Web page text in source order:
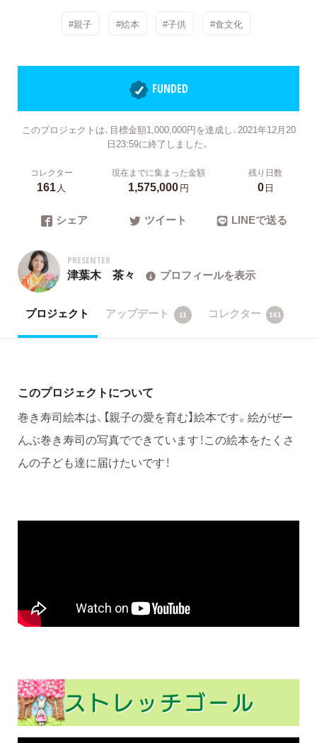
#親子 #絵本 #子供 #食文化
FUNDED
このプロジェクトは、目標金額1,000,000円を達成し、2021年12月20
日23:59に終了しました。
コレクター
161人
現在までに集まった金額
1,575,000円
残り日数
0日
シェア ツイート LINEで送る
PRESENTER
津葉木 茶々 プロフィールを表示
プロジェクト アップデート 11 コレクター 161
このプロジェクトについて
巻き寿司絵本は、【親子の愛を育む】絵本です。絵がぜー
んぶ巻き寿司の写真でできています！この絵本をたくさ
んの子ども達に届けたいです！